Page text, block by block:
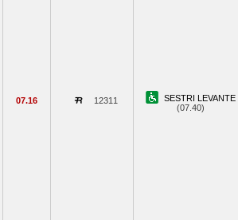
07.16 12311
SESTRI LEVANTE
(07.40)